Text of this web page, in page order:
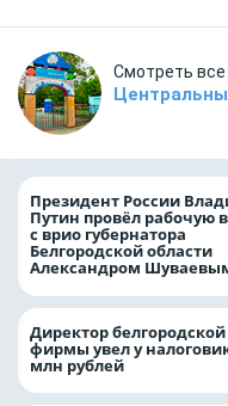
Смотреть
Президент России
Путин провёл рабочую
с врио губернатора
Белгородской области
Александром
Директор белгородской
фирмы увел у
млн рублей